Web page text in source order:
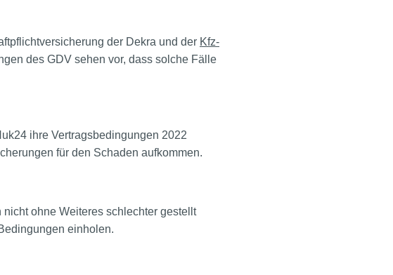
der Dekra und der Kfz-
des GDV sehen vor, dass solche Fälle
ihre Vertragsbedingungen 2022
für den Schaden aufkommen.
ohne Weiteres schlechter gestellt
einholen.